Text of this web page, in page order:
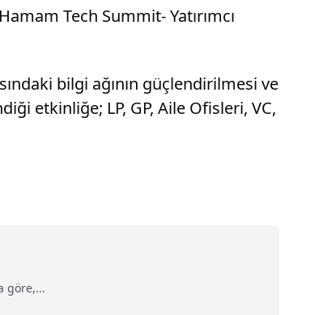
Tech Summit- Yatırımcı
bilgi ağının güçlendirilmesi ve
etkinliğe; LP, GP, Aile Ofisleri, VC,
göre,...